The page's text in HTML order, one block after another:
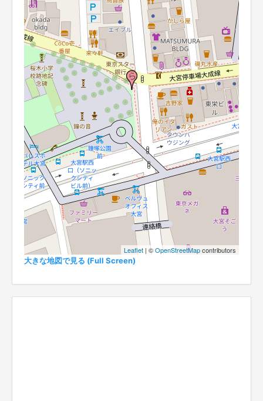
Leaflet | ©OpenStreetMapcontributors
大きな地図で見る (Full Screen)